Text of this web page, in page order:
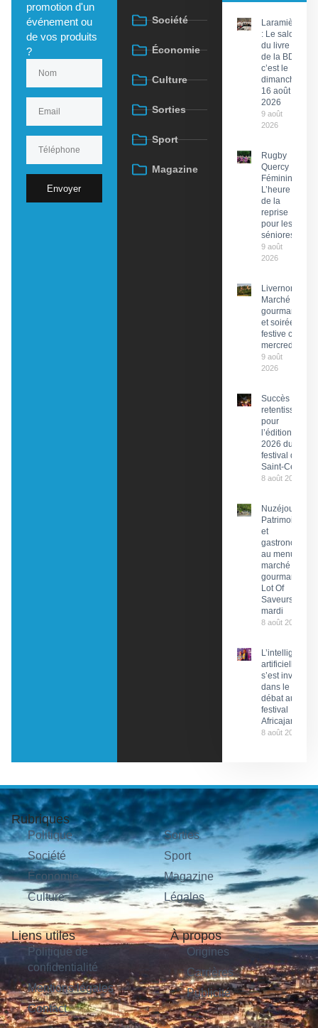
promotion d'un
événement ou
de vos produits
?
Envoyer
Société
Économie
Culture
Sorties
Sport
Magazine
Laramière
: Le salon
du livre et
de la BD,
c’est le
dimanche
16 août
2026
9 août
2026
Rugby
Quercy
Féminin :
L’heure
de la
reprise
pour les
séniores
9 août
2026
Livernon :
Marché
gourmand
et soirée
festive ce
mercredi
9 août
2026
Succès
retentissant
pour
l’édition
2026 du
festival de
Saint-Céré
8 août 2026
Nuzéjouls :
Patrimoine
et
gastronomie
au menu du
marché
gourmand
Lot Of
Saveurs ce
mardi
8 août 2026
L’intelligence
artificielle
s’est invitée
dans le
débat au
festival
Africajarc
8 août 2026
Rubriques
Politique
Société
Économie
Culture
Sorties
Sport
Magazine
Légales
Liens utiles
Politique de
confidentialité
Mentions légales
Contact
À propos
Origines
Carrières
Publicité